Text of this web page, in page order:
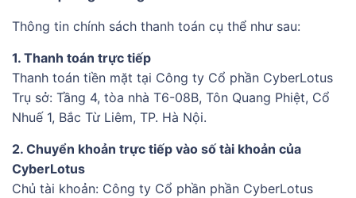
Thông tin chính sách thanh toán cụ thể như sau:
1. Thanh toán trực tiếp
Thanh toán tiền mặt tại Công ty Cổ phần CyberLotus
Trụ sở: Tầng 4, tòa nhà T6-08B, Tôn Quang Phiệt, Cổ
Nhuế 1, Bắc Từ Liêm, TP. Hà Nội.
2. Chuyển khoản trực tiếp vào số tài khoản của
CyberLotus
Chủ tài khoản: Công ty Cổ phần phần CyberLotus